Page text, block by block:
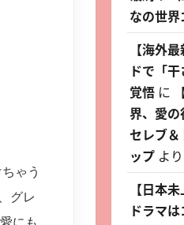
ゃう
グレ
にも
なの世
【海外
ドで「
覚悟に
界、愛
セレブ
ップより
【日本
ドラマは